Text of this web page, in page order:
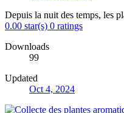
Depuis la nuit des temps, les
0.00 star(s) 0 ratings
Downloads
99
Updated
Oct 4, 2024